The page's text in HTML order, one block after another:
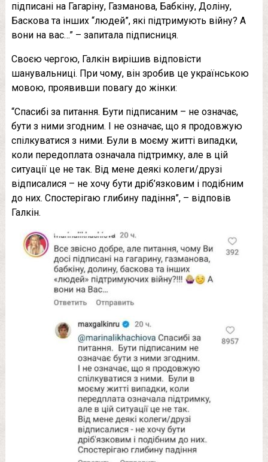
підписані на Гагаріну, Газманова, Бабкіну, Доліну,
Баскова та інших “людей”, які підтримують війну? А
вони на вас…” – запитала підписниця.
Своєю чергою, Галкін вирішив відповісти
шанувальниці. При чому, він зробив це українською
мовою, проявивши повагу до жінки:
“Спасибі за питання. Бути підписаним – не означає,
бути з ними згодним. І не означає, що я продовжую
спілкуватися з ними. Були в моєму житті випадки,
коли передоплата означала підтримку, але в цій
ситуації це не так. Від мене деякі колеги/друзі
відписалися – не хочу бути дріб’язковим і подібним
до них. Спостерігаю глибину падіння”, – відповів
Галкін.